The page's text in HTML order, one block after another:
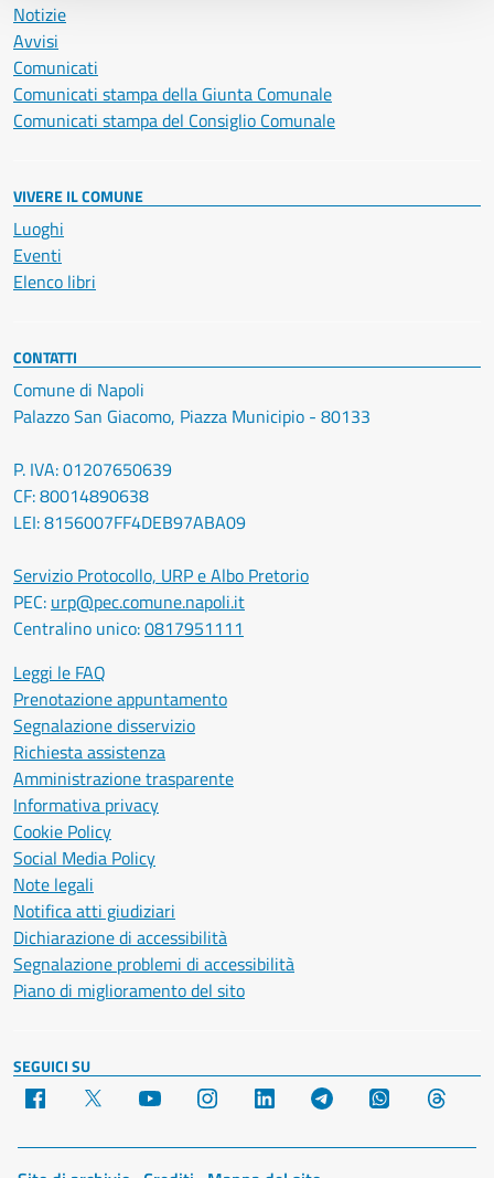
Notizie
Avvisi
Comunicati
Comunicati stampa della Giunta Comunale
Comunicati stampa del Consiglio Comunale
VIVERE IL COMUNE
Luoghi
Eventi
Elenco libri
CONTATTI
Comune di Napoli
Palazzo San Giacomo, Piazza Municipio - 80133
P. IVA: 01207650639
CF: 80014890638
LEI: 8156007FF4DEB97ABA09
Servizio Protocollo, URP e Albo Pretorio
PEC: urp@pec.comune.napoli.it
Centralino unico:0817951111
Leggi le FAQ
Prenotazione appuntamento
Segnalazione disservizio
Richiesta assistenza
Amministrazione trasparente
Informativa privacy
Cookie Policy
Social Media Policy
Note legali
Notifica atti giudiziari
Dichiarazione di accessibilità
Segnalazione problemi di accessibilità
Piano di miglioramento del sito
SEGUICI SU
Facebook YouTube Instagram LinkedIn Telegram WhatsApp